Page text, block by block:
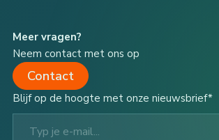
Meer vragen?
Neem contact met ons op
Contact
Blijf op de hoogte met onze nieuwsbrief*
Typ je e-mail...